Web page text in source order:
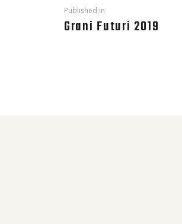
Published in
Grani Futuri 2019